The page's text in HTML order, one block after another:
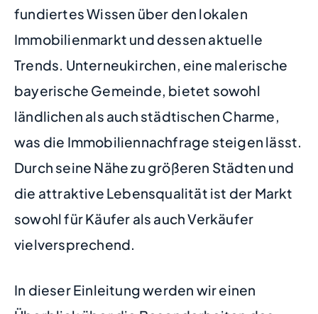
fundiertes Wissen über den lokalen
Immobilienmarkt und dessen aktuelle
Trends. Unterneukirchen, eine malerische
bayerische Gemeinde, bietet sowohl
ländlichen als auch städtischen Charme,
was die Immobiliennachfrage steigen lässt.
Durch seine Nähe zu größeren Städten und
die attraktive Lebensqualität ist der Markt
sowohl für Käufer als auch Verkäufer
vielversprechend.
In dieser Einleitung werden wir einen